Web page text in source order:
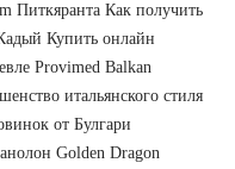
Питкяранта Как получить
Купить онлайн
Provimed Balkan
итальянского стиля
от Булгари
Golden Dragon